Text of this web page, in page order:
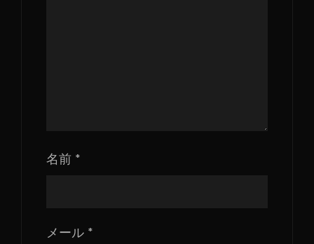
名前 *
メール *